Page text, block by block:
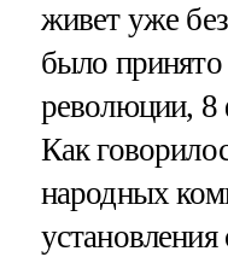
живет уже
было
революции, 8
Как
народных